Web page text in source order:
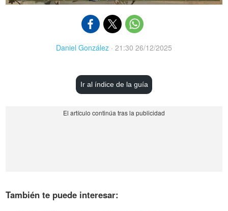
Daniel González · 21:30 26/12/2025
Ir al índice de la guía
También te puede interesar: